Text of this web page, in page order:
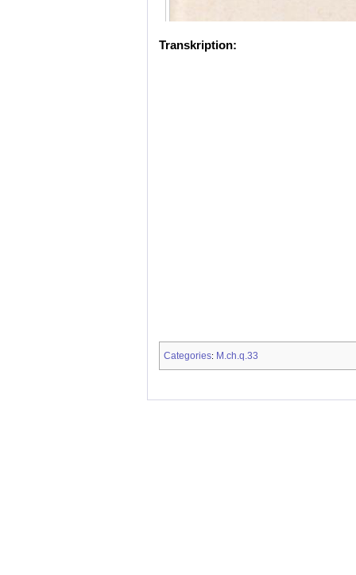
Transkription:
Categories: M.ch.q.33